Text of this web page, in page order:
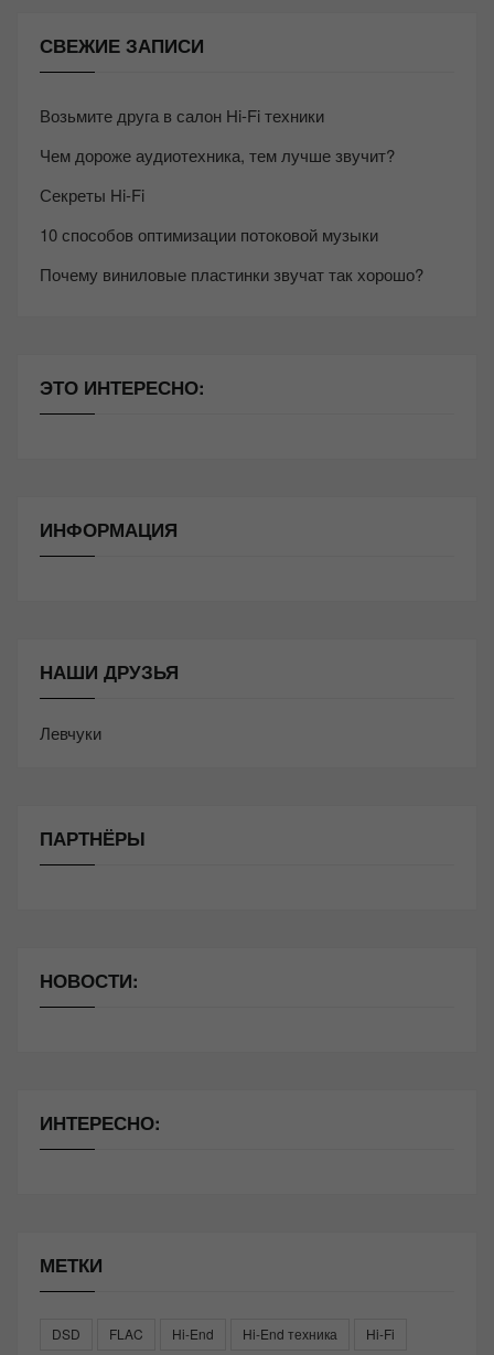
СВЕЖИЕ ЗАПИСИ
Возьмите друга в салон Hi-Fi техники
Чем дороже аудиотехника, тем лучше звучит?
Секреты Hi-Fi
10 способов оптимизации потоковой музыки
Почему виниловые пластинки звучат так хорошо?
ЭТО ИНТЕРЕСНО:
ИНФОРМАЦИЯ
НАШИ ДРУЗЬЯ
Левчуки
ПАРТНЁРЫ
НОВОСТИ:
ИНТЕРЕСНО:
МЕТКИ
DSD FLAC Hi-End Hi-End техника
Hi-Fi